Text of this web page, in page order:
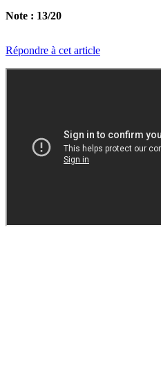
Note : 13/20
Répondre à cet article